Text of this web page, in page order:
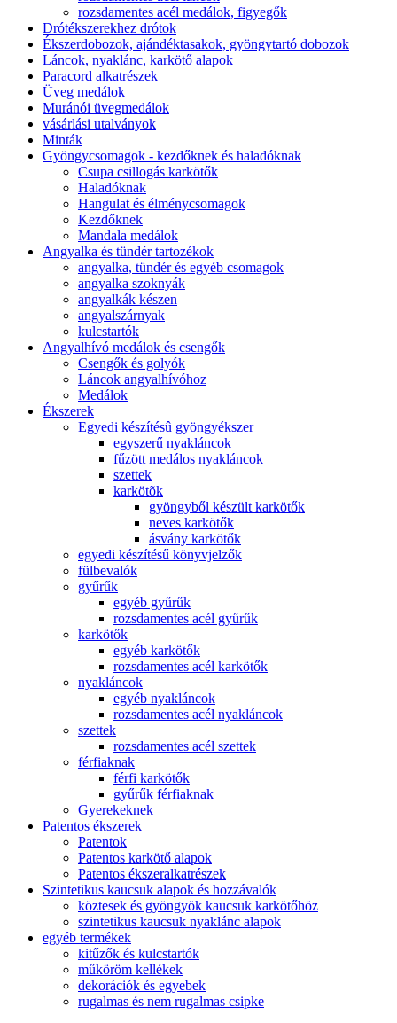
rozsdamentes acél medálok, figyegők
Drótékszerekhez drótok
Ékszerdobozok, ajándéktasakok, gyöngytartó dobozok
Láncok, nyaklánc, karkötő alapok
Paracord alkatrészek
Üveg medálok
Muránói üvegmedálok
vásárlási utalványok
Minták
Gyöngycsomagok - kezdőknek és haladóknak
Csupa csillogás karkötők
Haladóknak
Hangulat és élménycsomagok
Kezdőknek
Mandala medálok
Angyalka és tündér tartozékok
angyalka, tündér és egyéb csomagok
angyalka szoknyák
angyalkák készen
angyalszárnyak
kulcstartók
Angyalhívó medálok és csengők
Csengők és golyók
Láncok angyalhívóhoz
Medálok
Ékszerek
Egyedi készítésû gyöngyékszer
egyszerű nyakláncok
fűzött medálos nyakláncok
szettek
karkötõk
gyöngyből készült karkötők
neves karkötők
ásvány karkötők
egyedi készítésű könyvjelzők
fülbevalók
gyűrűk
egyéb gyűrűk
rozsdamentes acél gyűrűk
karkötők
egyéb karkötők
rozsdamentes acél karkötők
nyakláncok
egyéb nyakláncok
rozsdamentes acél nyakláncok
szettek
rozsdamentes acél szettek
férfiaknak
férfi karkötők
gyűrűk férfiaknak
Gyerekeknek
Patentos ékszerek
Patentok
Patentos karkötő alapok
Patentos ékszeralkatrészek
Szintetikus kaucsuk alapok és hozzávalók
köztesek és gyöngyök kaucsuk karkötőhöz
szintetikus kaucsuk nyaklánc alapok
egyéb termékek
kitűzők és kulcstartók
műköröm kellékek
dekorációk és egyebek
rugalmas és nem rugalmas csipke